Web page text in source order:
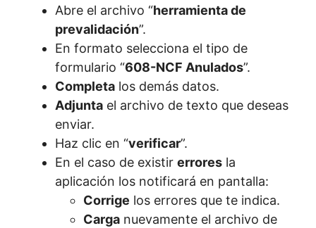
Abre el archivo “herramienta de
prevalidación”.
En formato selecciona el tipo de
formulario “608-NCF Anulados”.
Completa los demás datos.
Adjunta el archivo de texto que deseas
enviar.
Haz clic en “verificar”.
En el caso de existir errores la
aplicación los notificará en pantalla:
Corrige los errores que te indica.
Carga nuevamente el archivo de